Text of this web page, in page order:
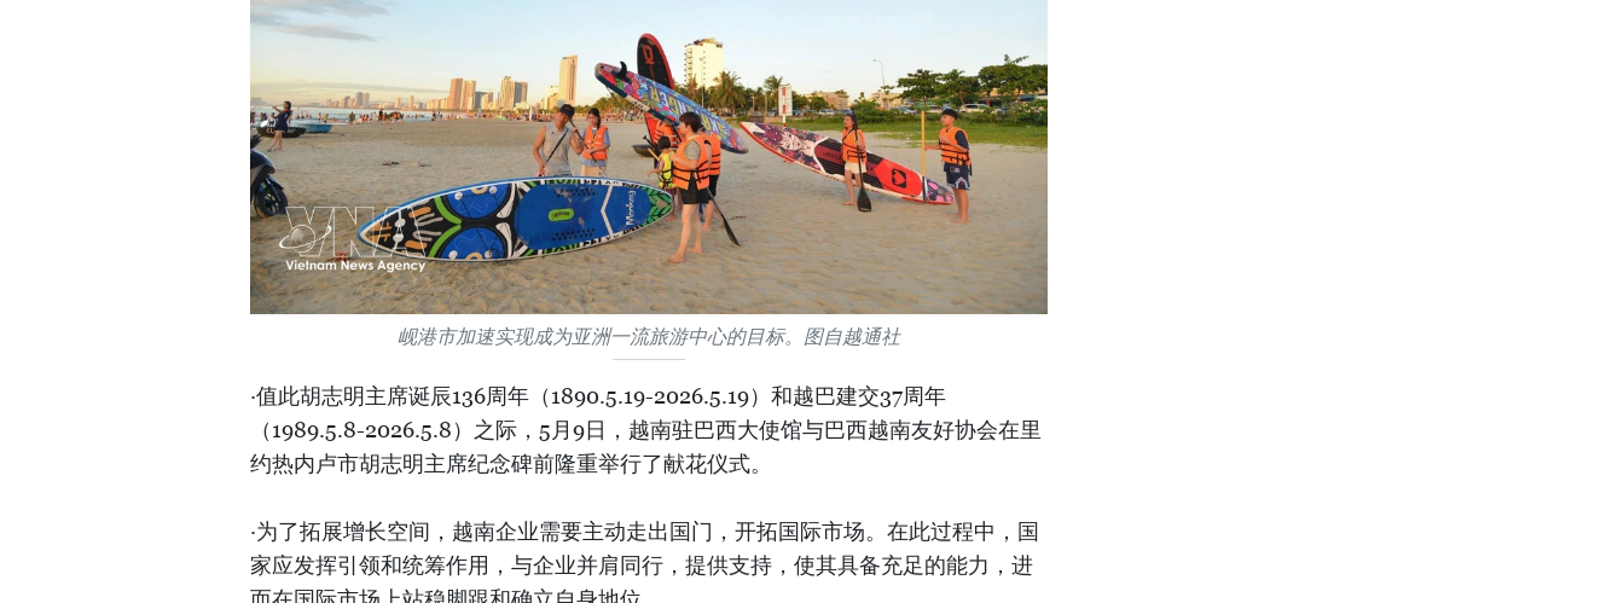
岘港市加速实现成为亚洲一流旅游中心的目标。图自越通社
·值此胡志明主席诞辰136周年（1890.5.19-2026.5.19）和越巴建交37周年
（1989.5.8-2026.5.8）之际，5月9日，越南驻巴西大使馆与巴西越南友好协会在里
约热内卢市胡志明主席纪念碑前隆重举行了献花仪式。
·为了拓展增长空间，越南企业需要主动走出国门，开拓国际市场。在此过程中，国
家应发挥引领和统筹作用，与企业并肩同行，提供支持，使其具备充足的能力，进